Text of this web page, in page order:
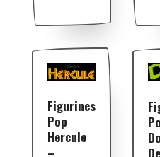
Figurines
Pop
Hercule
–